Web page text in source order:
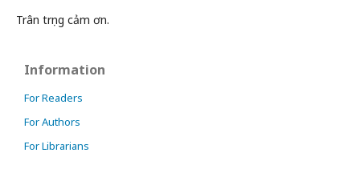
Trân trọng cảm ơn.
Information
For Readers
For Authors
For Librarians